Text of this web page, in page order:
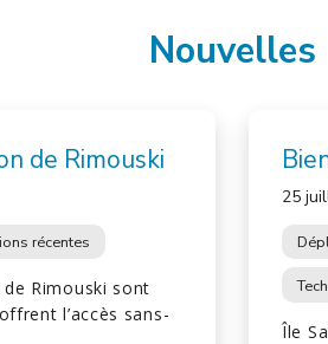
Nouvelles
de Rimouski
récentes
Rimouski sont
l’accès sans-
25
Île